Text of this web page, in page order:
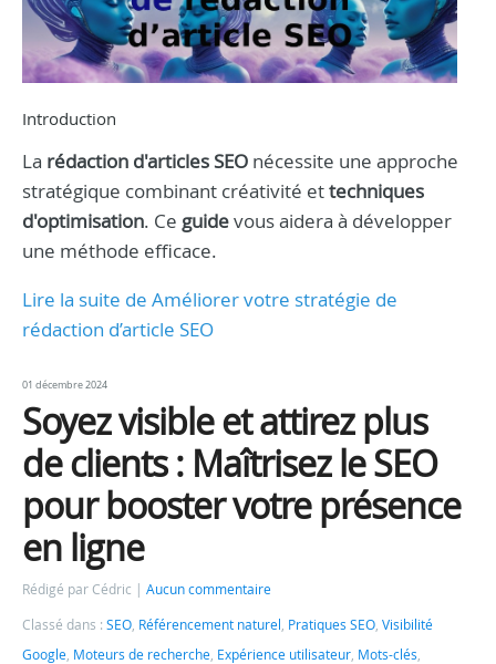
Introduction
La rédaction d'articles SEO nécessite une approche
stratégique combinant créativité ettechniques
d'optimisation. Ce guidevous aidera à développer
une méthode efficace.
Lire la suite de Améliorer votre stratégie de
rédaction d’article SEO
01 décembre 2024
Soyez visible et attirez plus
de clients : Maîtrisez le SEO
pour booster votre présence
en ligne
Rédigé par Cédric Aucun commentaire
Classé dans : SEO Référencement naturel Pratiques SEO Visibilité
Google Moteurs de recherche Expérience utilisateur Mots-clés